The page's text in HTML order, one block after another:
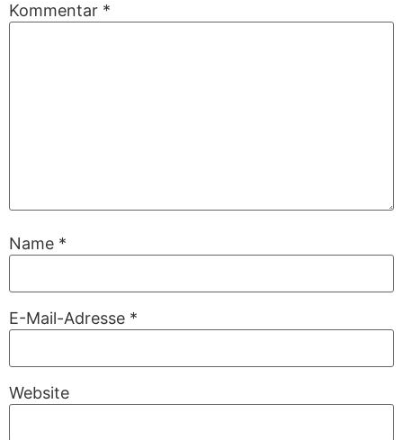
Kommentar *
Name *
E-Mail-Adresse *
Website